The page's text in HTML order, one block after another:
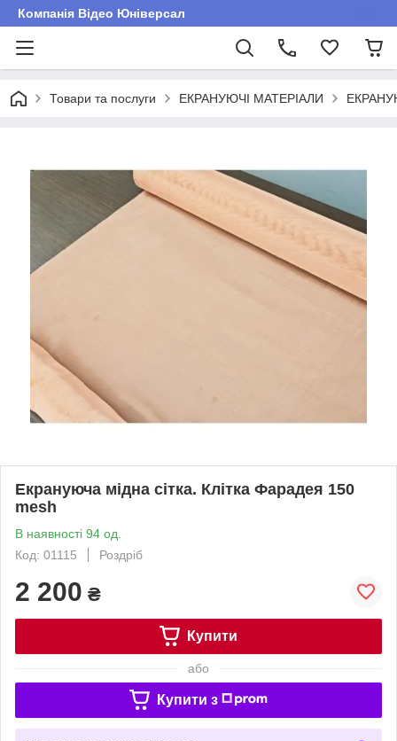
Компанія Відео Юніверсал
Товари та послуги ЕКРАНУЮЧІ МАТЕРІАЛИ
Екрануюча мідна сітка. Клітка Фарадея 150
mesh
В наявності 94 од.
Код: 01115
Роздріб
2 200 ₴
Купити
або
Купити з